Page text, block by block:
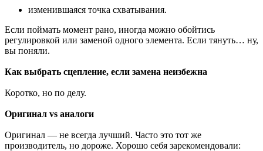
изменившаяся точка схватывания.
Если поймать момент рано, иногда можно обойтись
регулировкой или заменой одного элемента. Если тянуть… ну,
вы поняли.
Как выбрать сцепление, если замена неизбежна
Коротко, но по делу.
Оригинал vs аналоги
Оригинал — не всегда лучший. Часто это тот же
производитель, но дороже. Хорошо себя зарекомендовали: